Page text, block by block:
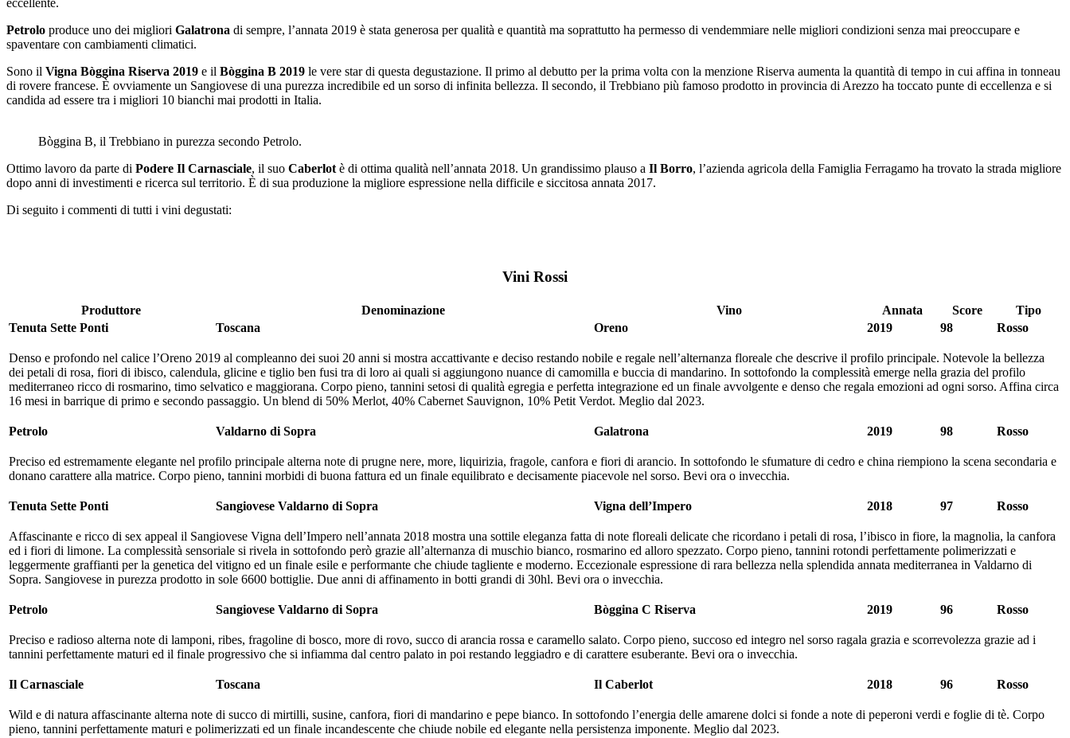
Petrolo produce uno dei migliori Galatrona di sempre, l’annata 2019 è stata generosa per qualità e quantità ma soprattutto ha permesso di vendemmiare nelle migliori condizioni senza mai preoccupare e
spaventare con cambiamenti climatici.
Sono il Vigna Bòggina Riserva 2019 e il Bòggina B 2019 le vere star di questa degustazione. Il primo al debutto per la prima volta con la menzione Riserva aumenta la quantità di tempo in cui affina in tonneau
di rovere francese. È ovviamente un Sangiovese di una purezza incredibile ed un sorso di infinita bellezza. Il secondo, il Trebbiano più famoso prodotto in provincia di Arezzo ha toccato punte di eccellenza e si
candida ad essere tra i migliori 10 bianchi mai prodotti in Italia.
Bòggina B, il Trebbiano in purezza secondo Petrolo.
Ottimo lavoro da parte di Podere Il Carnasciale, il suo Caberlot è di ottima qualità nell’annata 2018. Un grandissimo plauso a Il Borro, l’azienda agricola della Famiglia Ferragamo ha trovato la strada migliore
dopo anni di investimenti e ricerca sul territorio. È di sua produzione la migliore espressione nella difficile e siccitosa annata 2017.
Di seguito i commenti di tutti i vini degustati:
Vini Rossi
Produttore Denominazione Vino Annata Score
Tipo
Tenuta Sette Ponti
Toscana Oreno 2019 98 Rosso
Denso e profondo nel calice l’Oreno 2019 al compleanno dei suoi 20 anni si mostra accattivante e deciso restando nobile e regale nell’alternanza floreale che descrive il profilo principale. Notevole la bellezza
dei petali di rosa, fiori di ibisco, calendula, glicine e tiglio ben fusi tra di loro ai quali si aggiungono nuance di camomilla e buccia di mandarino. In sottofondo la complessità emerge nella grazia del profilo
mediterraneo ricco di rosmarino, timo selvatico e maggiorana. Corpo pieno, tannini setosi di qualità egregia e perfetta integrazione ed un finale avvolgente e denso che regala emozioni ad ogni sorso. Affina circa
16 mesi in barrique di primo e secondo passaggio. Un blend di 50% Merlot, 40% Cabernet Sauvignon, 10% Petit Verdot. Meglio dal 2023.
Petrolo Valdarno di Sopra Galatrona 2019 98 Rosso
Preciso ed estremamente elegante nel profilo principale alterna note di prugne nere, more, liquirizia, fragole, canfora e fiori di arancio. In sottofondo le sfumature di cedro e china riempiono la scena secondaria e
donano carattere alla matrice. Corpo pieno, tannini morbidi di buona fattura ed un finale equilibrato e decisamente piacevole nel sorso. Bevi ora o invecchia.
Tenuta Sette Ponti Sangiovese Valdarno di Sopra Vigna dell’Impero 2018 97 Rosso
Affascinante e ricco di sex appeal il Sangiovese Vigna dell’Impero nell’annata 2018 mostra una sottile eleganza fatta di note floreali delicate che ricordano i petali di rosa, l’ibisco in fiore, la magnolia, la canfora
ed i fiori di limone. La complessità sensoriale si rivela in sottofondo però grazie all’alternanza di muschio bianco, rosmarino ed alloro spezzato. Corpo pieno, tannini rotondi perfettamente polimerizzati e
leggermente graffianti per la genetica del vitigno ed un finale esile e performante che chiude tagliente e moderno. Eccezionale espressione di rara bellezza nella splendida annata mediterranea in Valdarno di
Sopra. Sangiovese in purezza prodotto in sole 6600 bottiglie. Due anni di affinamento in botti grandi di 30hl. Bevi ora o invecchia.
Petrolo Sangiovese Valdarno di Sopra Bòggina C Riserva 2019 96 Rosso
Preciso e radioso alterna note di lamponi, ribes, fragoline di bosco, more di rovo, succo di arancia rossa e caramello salato. Corpo pieno, succoso ed integro nel sorso ragala grazia e scorrevolezza grazie ad i
tannini perfettamente maturi ed il finale progressivo che si infiamma dal centro palato in poi restando leggiadro e di carattere esuberante. Bevi ora o invecchia.
Il Carnasciale Toscana Il Caberlot 2018 96 Rosso
Wild e di natura affascinante alterna note di succo di mirtilli, susine, canfora, fiori di mandarino e pepe bianco. In sottofondo l’energia delle amarene dolci si fonde a note di peperoni verdi e foglie di tè. Corpo
pieno, tannini perfettamente maturi e polimerizzati ed un finale incandescente che chiude nobile ed elegante nella persistenza imponente. Meglio dal 2023.